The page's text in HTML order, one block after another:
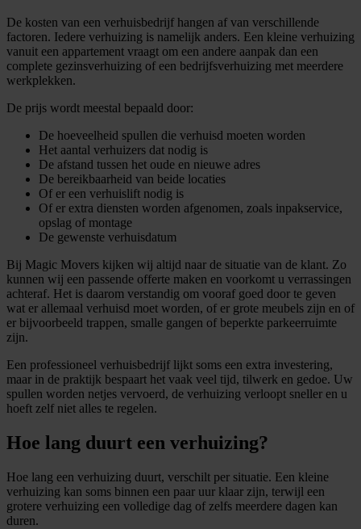
De kosten van een verhuisbedrijf hangen af van verschillende
factoren. Iedere verhuizing is namelijk anders. Een kleine verhuizing
vanuit een appartement vraagt om een andere aanpak dan een
complete gezinsverhuizing of een bedrijfsverhuizing met meerdere
werkplekken.
De prijs wordt meestal bepaald door:
De hoeveelheid spullen die verhuisd moeten worden
Het aantal verhuizers dat nodig is
De afstand tussen het oude en nieuwe adres
De bereikbaarheid van beide locaties
Of er een verhuislift nodig is
Of er extra diensten worden afgenomen, zoals inpakservice,
opslag of montage
De gewenste verhuisdatum
Bij Magic Movers kijken wij altijd naar de situatie van de klant. Zo
kunnen wij een passende offerte maken en voorkomt u verrassingen
achteraf. Het is daarom verstandig om vooraf goed door te geven
wat er allemaal verhuisd moet worden, of er grote meubels zijn en of
er bijvoorbeeld trappen, smalle gangen of beperkte parkeerruimte
zijn.
Een professioneel verhuisbedrijf lijkt soms een extra investering,
maar in de praktijk bespaart het vaak veel tijd, tilwerk en gedoe. Uw
spullen worden netjes vervoerd, de verhuizing verloopt sneller en u
hoeft zelf niet alles te regelen.
Hoe lang duurt een verhuizing?
Hoe lang een verhuizing duurt, verschilt per situatie. Een kleine
verhuizing kan soms binnen een paar uur klaar zijn, terwijl een
grotere verhuizing een volledige dag of zelfs meerdere dagen kan
duren.